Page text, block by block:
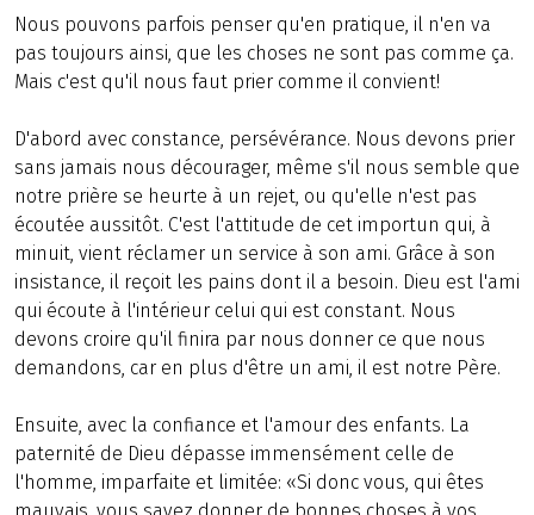
Nous pouvons parfois penser qu'en pratique, il n'en va
pas toujours ainsi, que les choses ne sont pas comme ça.
Mais c'est qu'il nous faut prier comme il convient!
D'abord avec constance, persévérance. Nous devons prier
sans jamais nous décourager, même s'il nous semble que
notre prière se heurte à un rejet, ou qu'elle n'est pas
écoutée aussitôt. C'est l'attitude de cet importun qui, à
minuit, vient réclamer un service à son ami. Grâce à son
insistance, il reçoit les pains dont il a besoin. Dieu est l'ami
qui écoute à l'intérieur celui qui est constant. Nous
devons croire qu'il finira par nous donner ce que nous
demandons, car en plus d'être un ami, il est notre Père.
Ensuite, avec la confiance et l'amour des enfants. La
paternité de Dieu dépasse immensément celle de
l'homme, imparfaite et limitée: «Si donc vous, qui êtes